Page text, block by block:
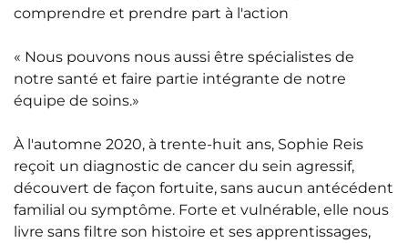
comprendre et prendre part à l'action
« Nous pouvons nous aussi être spécialistes de
notre santé et faire partie intégrante de notre
équipe de soins.»
À l'automne 2020, à trente-huit ans, Sophie Reis
reçoit un diagnostic de cancer du sein agressif,
découvert de façon fortuite, sans aucun antécédent
familial ou symptôme. Forte et vulnérable, elle nous
livre sans filtre son histoire et ses apprentissages,